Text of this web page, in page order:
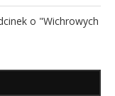
o "Wichrowych